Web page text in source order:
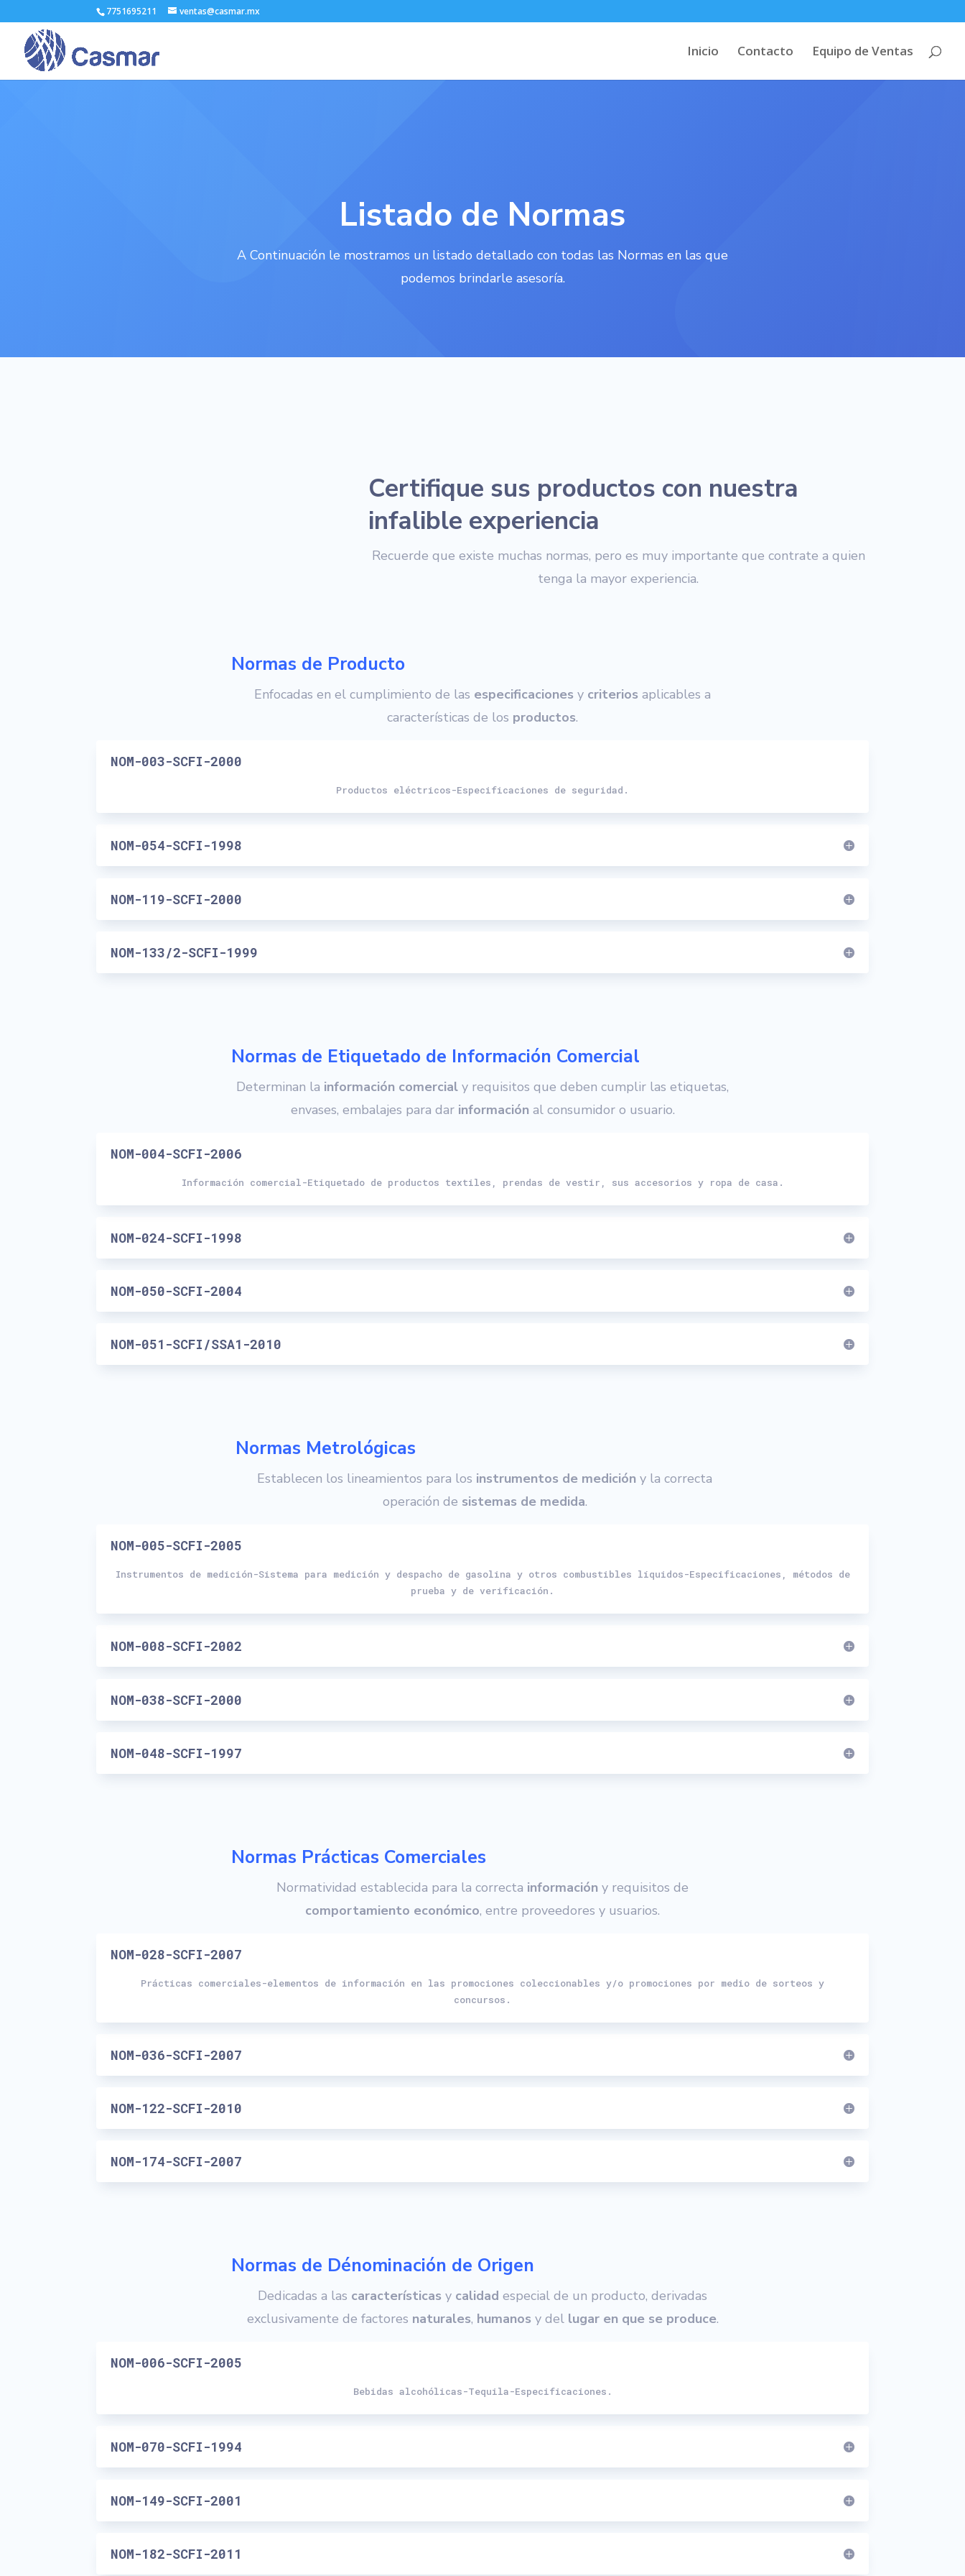
7751695211 ventas@casmar.mx
Inicio Contacto Equipo de Ventas
Listado de Normas
A Continuación le mostramos un listado detallado con todas las Normas en las que
podemos brindarle asesoría.
Certifique sus productos con nuestra
infalible experiencia
Recuerde que existe muchas normas, pero es muy importante que contrate a quien
tenga la mayor experiencia.
Normas de Producto
Enfocadas en el cumplimiento de las especificaciones y criterios aplicables a
características de los productos.
NOM-003-SCFI-2000
Productos eléctricos-Especificaciones de seguridad.
NOM-054-SCFI-1998
NOM-119-SCFI-2000
NOM-133/2-SCFI-1999
Normas de Etiquetado de Información Comercial
Determinan la información comercial y requisitos que deben cumplir las etiquetas,
envases, embalajes para dar informaciónal consumidor o usuario.
NOM-004-SCFI-2006
Información comercial-Etiquetado de productos textiles, prendas de vestir, sus accesorios y ropa de casa.
NOM-024-SCFI-1998
NOM-050-SCFI-2004
NOM-051-SCFI/SSA1-2010
Normas Metrológicas
Establecen los lineamientos para los instrumentos de medición y la correcta
operación de sistemas de medida.
NOM-005-SCFI-2005
Instrumentos de medición-Sistema para medición y despacho de gasolina y otros combustibles líquidos-Especificaciones, métodos de
prueba y de verificación.
NOM-008-SCFI-2002
NOM-038-SCFI-2000
NOM-048-SCFI-1997
Normas Prácticas Comerciales
Normatividad establecida para la correcta información y requisitos de
comportamiento económico, entre proveedores y usuarios.
NOM-028-SCFI-2007
Prácticas comerciales-elementos de información en las promociones coleccionables y/o promociones por medio de sorteos y
concursos.
NOM-036-SCFI-2007
NOM-122-SCFI-2010
NOM-174-SCFI-2007
Normas de Dénominación de Origen
Dedicadas a las características y calidad especial de un producto, derivadas
exclusivamente de factores naturales, humanos y del lugar en que se produce.
NOM-006-SCFI-2005
Bebidas alcohólicas-Tequila-Especificaciones.
NOM-070-SCFI-1994
NOM-149-SCFI-2001
NOM-182-SCFI-2011